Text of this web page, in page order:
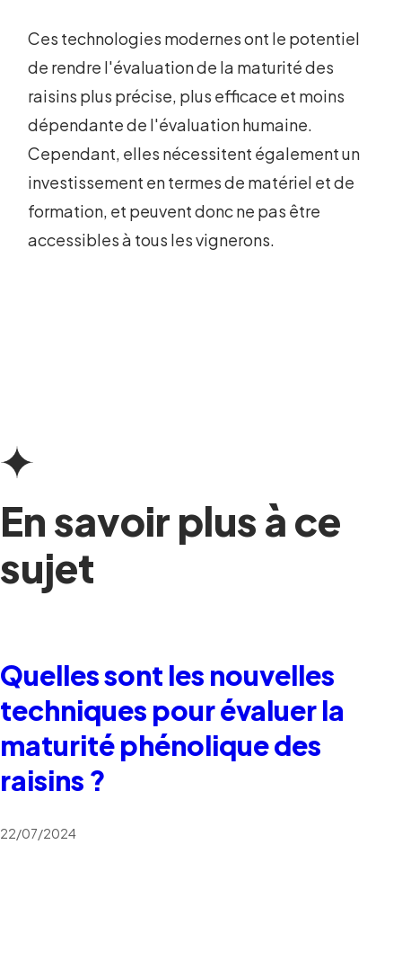
Ces technologies modernes ont le potentiel
de rendre l'évaluation de la maturité des
raisins plus précise, plus efficace et moins
dépendante de l'évaluation humaine.
Cependant, elles nécessitent également un
investissement en termes de matériel et de
formation, et peuvent donc ne pas être
accessibles à tous les vignerons.
En savoir plus à ce
sujet
Quelles sont les nouvelles
techniques pour évaluer la
maturité phénolique des
raisins ?
22/07/2024